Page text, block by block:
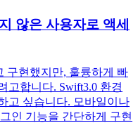
않은 사용자로 액세
구현했지만, 훌륭하게 빠
고합니다. Swift3.0 환경
고 싶습니다. 모바일이나
인 기능을 간단하게 구현